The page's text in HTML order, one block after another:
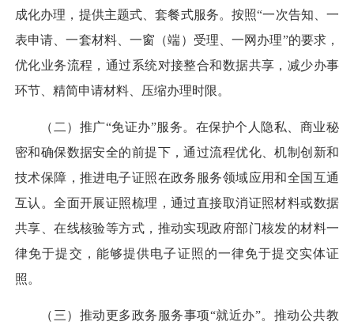
成化办理，提供主题式、套餐式服务。按照“一次告知、一
表申请、一套材料、一窗（端）受理、一网办理”的要求，
优化业务流程，通过系统对接整合和数据共享，减少办事
环节、精简申请材料、压缩办理时限。
（二）推广“免证办”服务。 在保护个人隐私、商业秘
密和确保数据安全的前提下，通过流程优化、机制创新和
技术保障，推进电子证照在政务服务领域应用和全国互通
互认。全面开展证照梳理，通过直接取消证照材料或数据
共享、在线核验等方式，推动实现政府部门核发的材料一
律免于提交，能够提供电子证照的一律免于提交实体证
照。
（三）推动更多政务服务事项“就近办”。 推动公共教